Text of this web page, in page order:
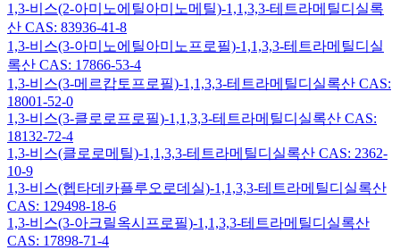
1,3-비스(2-아미노에틸아미노메틸)-1,1,3,3-테트라메틸디실록
산 CAS: 83936-41-8
1,3-비스(3-아미노에틸아미노프로필)-1,1,3,3-테트라메틸디실
록산 CAS: 17866-53-4
1,3-비스(3-메르캅토프로필)-1,1,3,3-테트라메틸디실록산 CAS:
18001-52-0
1,3-비스(3-클로로프로필)-1,1,3,3-테트라메틸디실록산 CAS:
18132-72-4
1,3-비스(클로로메틸)-1,1,3,3-테트라메틸디실록산 CAS: 2362-
10-9
1,3-비스(헵타데카플루오로데실)-1,1,3,3-테트라메틸디실록산
CAS: 129498-18-6
1,3-비스(3-아크릴옥시프로필)-1,1,3,3-테트라메틸디실록산
CAS: 17898-71-4